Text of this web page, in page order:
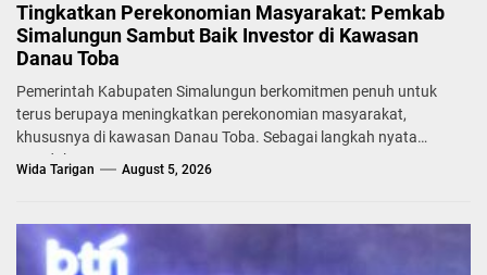
Tingkatkan Perekonomian Masyarakat: Pemkab
Simalungun Sambut Baik Investor di Kawasan
Danau Toba
Pemerintah Kabupaten Simalungun berkomitmen penuh untuk
terus berupaya meningkatkan perekonomian masyarakat,
khususnya di kawasan Danau Toba. Sebagai langkah nyata
mendukung...
Wida Tarigan August 5, 2026